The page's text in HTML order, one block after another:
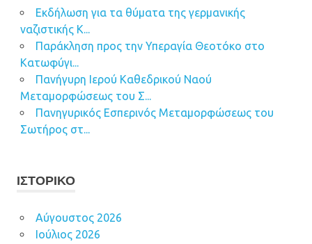
Εκδήλωση για τα θύματα της γερμανικής
ναζιστικής Κ...
Παράκληση προς την Υπεραγία Θεοτόκο στο
Κατωφύγι...
Πανήγυρη Ιερού Καθεδρικού Ναού
Μεταμορφώσεως του Σ...
Πανηγυρικός Εσπερινός Μεταμορφώσεως του
Σωτήρος στ...
ΙΣΤΟΡΙΚΌ
Αύγουστος 2026
Ιούλιος 2026